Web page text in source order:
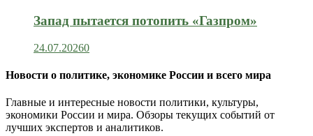
Запад пытается потопить «Газпром»
24.07.20260
Новости о политике, экономике России и всего мира
Главные и интересные новости политики, культуры,
экономики России и мира. Обзоры текущих событий от
лучших экспертов и аналитиков.